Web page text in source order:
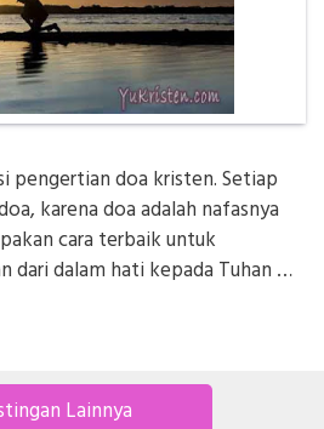
pengertian doa kristen. Setiap
karena doa adalah nafasnya
cara terbaik untuk
dari dalam hati kepada Tuhan …
Lainnya